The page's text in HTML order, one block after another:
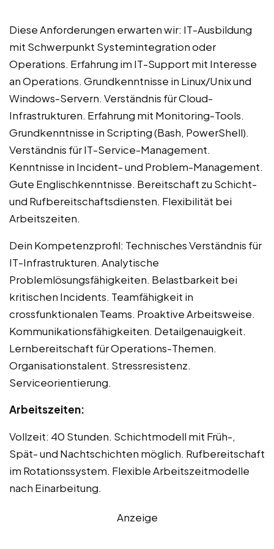
Diese Anforderungen erwarten wir: IT-Ausbildung
mit Schwerpunkt Systemintegration oder
Operations. Erfahrung im IT-Support mit Interesse
an Operations. Grundkenntnisse in Linux/Unix und
Windows-Servern. Verständnis für Cloud-
Infrastrukturen. Erfahrung mit Monitoring-Tools.
Grundkenntnisse in Scripting (Bash, PowerShell).
Verständnis für IT-Service-Management.
Kenntnisse in Incident- und Problem-Management.
Gute Englischkenntnisse. Bereitschaft zu Schicht-
und Rufbereitschaftsdiensten. Flexibilität bei
Arbeitszeiten.
Dein Kompetenzprofil: Technisches Verständnis für
IT-Infrastrukturen. Analytische
Problemlösungsfähigkeiten. Belastbarkeit bei
kritischen Incidents. Teamfähigkeit in
crossfunktionalen Teams. Proaktive Arbeitsweise.
Kommunikationsfähigkeiten. Detailgenauigkeit.
Lernbereitschaft für Operations-Themen.
Organisationstalent. Stressresistenz.
Serviceorientierung.
Arbeitszeiten:
Vollzeit: 40 Stunden. Schichtmodell mit Früh-,
Spät- und Nachtschichten möglich. Rufbereitschaft
im Rotationssystem. Flexible Arbeitszeitmodelle
nach Einarbeitung.
Anzeige